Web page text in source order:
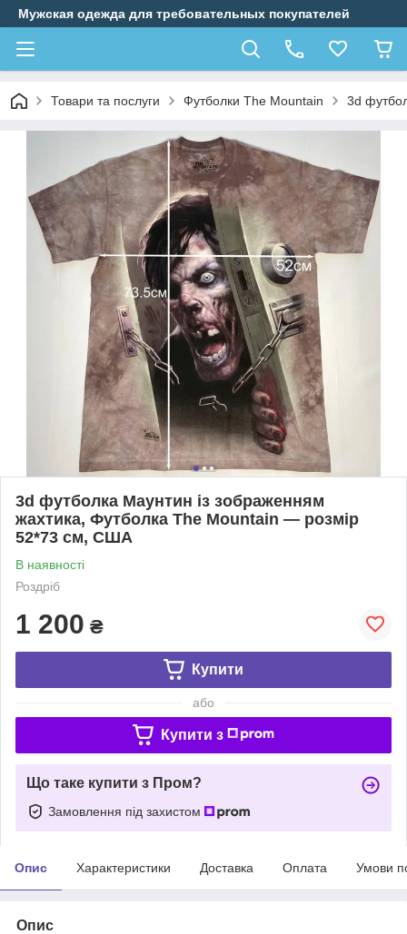
Мужская одежда для требовательных покупателей
Товари та послуги Футболки The Mountain 3d
3d футболка Маунтин із зображенням
жахтика, Футболка The Mountain — розмір
52*73 см, США
В наявності
Роздріб
1 200 ₴
Купити
або
Купити з
Що таке купити з Пром?
Замовлення під захистом
Опис Характеристики Доставка Оплата Умови
Опис